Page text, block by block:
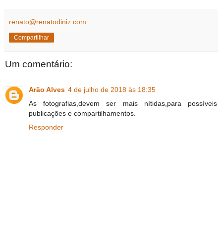
renato@renatodiniz.com
Compartilhar
Um comentário:
Arão Alves 4 de julho de 2018 às 18:35
As fotografias,devem ser mais nítidas,para possíveis
publicações e compartilhamentos.
Responder